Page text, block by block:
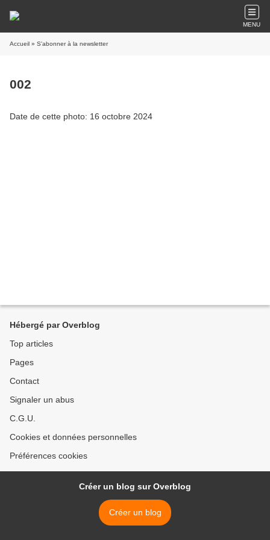
MENU
Accueil » S'abonner à la newsletter
002
Date de cette photo: 16 octobre 2024
Hébergé par Overblog
Top articles
Pages
Contact
Signaler un abus
C.G.U.
Cookies et données personnelles
Préférences cookies
Créer un blog sur Overblog
Créer un blog